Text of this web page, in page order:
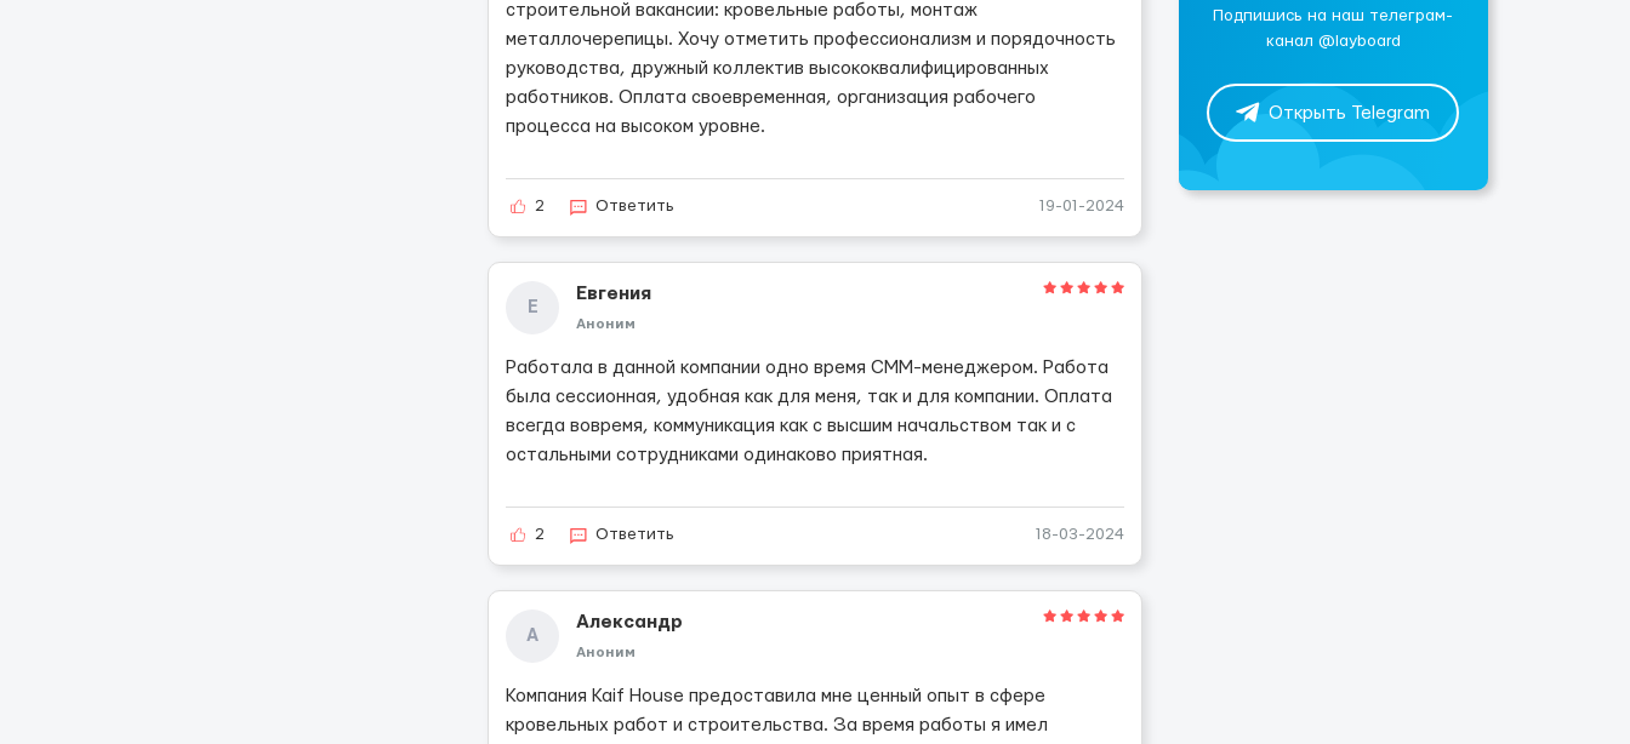
строительной вакансии: кровельные работы, монтаж
металлочерепицы. Хочу отметить профессионализм и порядочность
руководства, дружный коллектив высококвалифицированных
работников. Оплата своевременная, организация рабочего
процесса на высоком уровне.
2 Ответить 19-01-2024
Е
Евгения
Аноним
Работала в данной компании одно время СММ-менеджером. Работа
была сессионная, удобная как для меня, так и для компании. Оплата
всегда вовремя, коммуникация как с высшим начальством так и с
остальными сотрудниками одинаково приятная.
2 Ответить 18-03-2024
А
Александр
Аноним
Компания Kaif House предоставила мне ценный опыт в сфере
кровельных работ и строительства. За время работы я имел
Подпишись на наш телеграм-
канал @layboard
Открыть Telegram